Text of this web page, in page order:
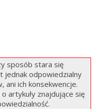
sposób stara się
jednak odpowiedzialny
ani ich konsekwencje.
artykuły znajdujące się